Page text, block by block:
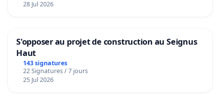
28 Jul 2026
S'opposer au projet de construction au Seignus
Haut
143 signatures
22 Signatures / 7 jours
25 Jul 2026